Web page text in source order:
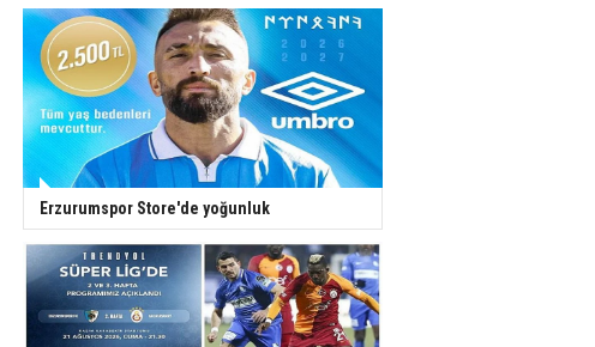
Erzurumspor Store'de yoğunluk